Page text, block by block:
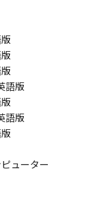
laws and
country
export,
in
and
OR
OR
語版
語版
ューター